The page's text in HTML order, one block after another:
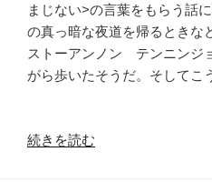
まじない>の言葉をもらう話
の真っ暗な夜道を帰るときな
ストーアンノン テンニンジ
がら歩いたそうだ。そしてこ
“綱
続きを読む